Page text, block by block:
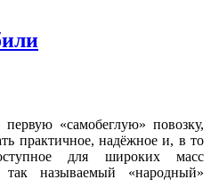
«самобеглую» повозку,
практичное, надёжное и, в то
для широких масс
называемый «народный»